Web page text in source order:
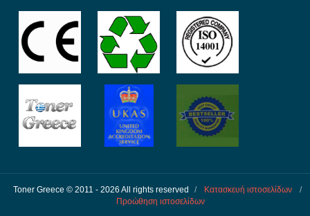
Toner Greece © 2011 - 2026 All rights reserved / Κατασκευή ιστοσελίδων
/
Προώθηση ιστοσελίδων